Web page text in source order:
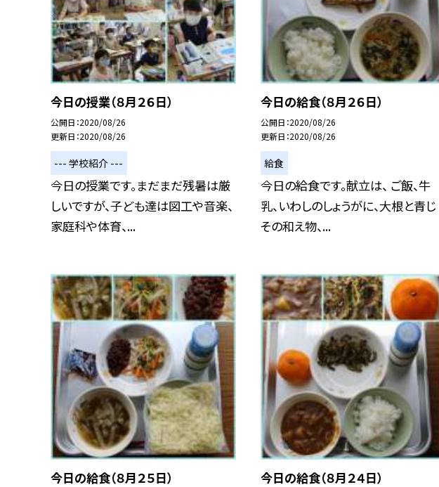
今日の授業（８月２６日）
公開日 2020/08/26
更新日 2020/08/26
--- 学校紹介 ---
今日の授業です。まだまだ残暑は厳
しいですが、子ども達は図工や音楽、
家庭科や体育、...
今日の給食（８月２６日）
公開日 2020/08/26
更新日 2020/08/26
給食
今日の給食です。献立は、 ご飯、牛
乳、いわしのしょうがに、大根と青じ
その和え物、...
今日の給食（８月２５日） 今日の給食（８月２４日）